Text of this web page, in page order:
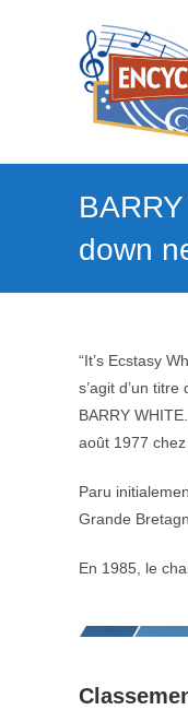
down
“It’s Ecstasy
s’agit d’un titre
BARRY
août 1977
Paru
Grande
En 1985, le